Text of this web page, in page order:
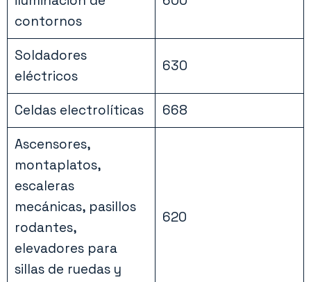
contornos
Soldadores
eléctricos
630
Celdas electrolíticas
668
Ascensores,
montaplatos,
escaleras
mecánicas, pasillos
rodantes,
elevadores para
sillas de ruedas y
620